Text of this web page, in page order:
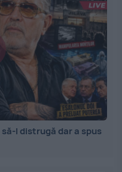
l distrugă dar a spus